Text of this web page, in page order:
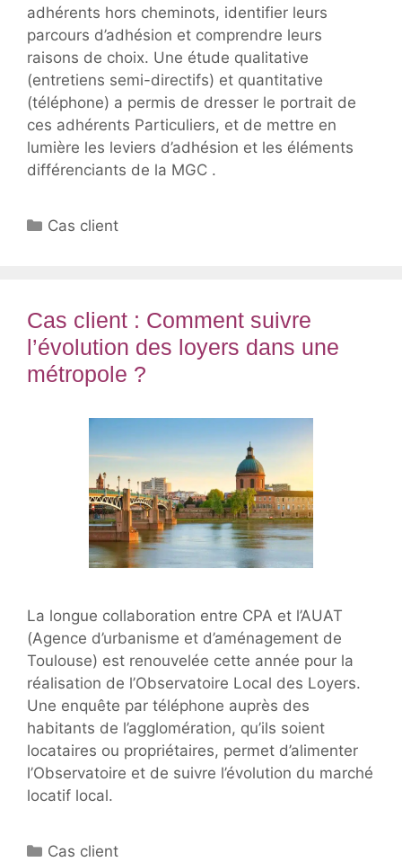
adhérents hors cheminots, identifier leurs
parcours d’adhésion et comprendre leurs
raisons de choix. Une étude qualitative
(entretiens semi-directifs) et quantitative
(téléphone) a permis de dresser le portrait de
ces adhérents Particuliers, et de mettre en
lumière les leviers d’adhésion et les éléments
différenciants de la MGC .
Catégories
Cas client
Cas client : Comment suivre
l’évolution des loyers dans une
métropole ?
La longue collaboration entre CPA et l’AUAT
(Agence d’urbanisme et d’aménagement de
Toulouse) est renouvelée cette année pour la
réalisation de l’Observatoire Local des Loyers.
Une enquête par téléphone auprès des
habitants de l’agglomération, qu’ils soient
locataires ou propriétaires, permet d’alimenter
l’Observatoire et de suivre l’évolution du marché
locatif local.
Catégories
Cas client